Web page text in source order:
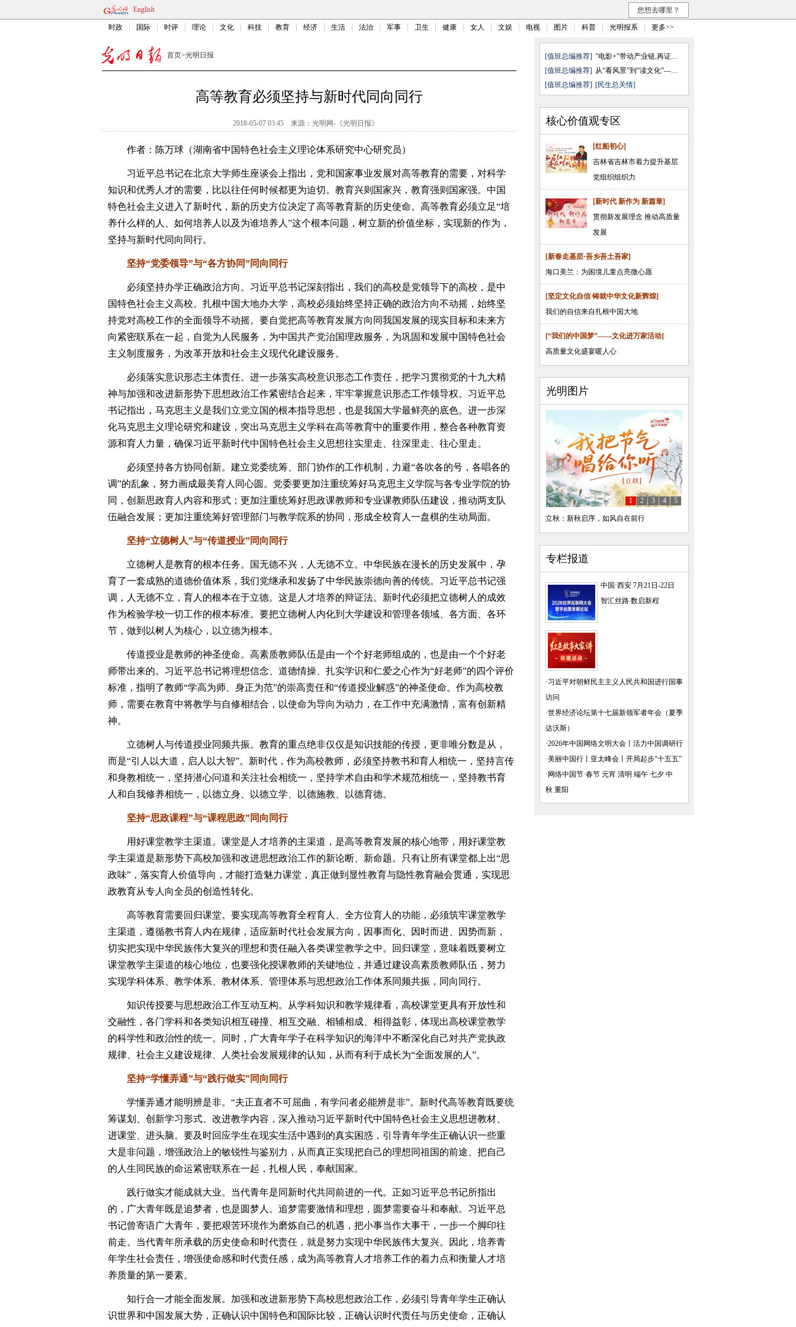
English 您想去哪里？
时政 国际 时评 理论 文化 科技 教育 经济 生活 法治 军事 卫生 健康 女人 文娱 电视 图片 科普 光明报系 更多>>
首页>光明日报
高等教育必须坚持与新时代同向同行
2018-05-07 03:45 来源： 光明网-《光明日报》
作者：陈万球（湖南省中国特色社会主义理论体系研究中心研究员）
习近平总书记在北京大学师生座谈会上指出，党和国家事业发展对高等教育的需要，对科学
知识和优秀人才的需要，比以往任何时候都更为迫切。教育兴则国家兴，教育强则国家强。中国
特色社会主义进入了新时代，新的历史方位决定了高等教育新的历史使命。高等教育必须立足“培
养什么样的人、如何培养人以及为谁培养人”这个根本问题，树立新的价值坐标，实现新的作为，
坚持与新时代同向同行。
坚持“党委领导”与“各方协同”同向同行
必须坚持办学正确政治方向。习近平总书记深刻指出，我们的高校是党领导下的高校，是中
国特色社会主义高校。扎根中国大地办大学，高校必须始终坚持正确的政治方向不动摇，始终坚
持党对高校工作的全面领导不动摇。要自觉把高等教育发展方向同我国发展的现实目标和未来方
向紧密联系在一起，自觉为人民服务，为中国共产党治国理政服务，为巩固和发展中国特色社会
主义制度服务，为改革开放和社会主义现代化建设服务。
必须落实意识形态主体责任。进一步落实高校意识形态工作责任，把学习贯彻党的十九大精
神与加强和改进新形势下思想政治工作紧密结合起来，牢牢掌握意识形态工作领导权。习近平总
书记指出，马克思主义是我们立党立国的根本指导思想，也是我国大学最鲜亮的底色。进一步深
化马克思主义理论研究和建设，突出马克思主义学科在高等教育中的重要作用，整合各种教育资
源和育人力量，确保习近平新时代中国特色社会主义思想往实里走、往深里走、往心里走。
必须坚持各方协同创新。建立党委统筹、部门协作的工作机制，力避“各吹各的号，各唱各的
调”的乱象，努力画成最美育人同心圆。党委要更加注重统筹好马克思主义学院与各专业学院的协
同，创新思政育人内容和形式；更加注重统筹好思政课教师和专业课教师队伍建设，推动两支队
伍融合发展；更加注重统筹好管理部门与教学院系的协同，形成全校育人一盘棋的生动局面。
坚持“立德树人”与“传道授业”同向同行
立德树人是教育的根本任务。国无德不兴，人无德不立。中华民族在漫长的历史发展中，孕
育了一套成熟的道德价值体系，我们党继承和发扬了中华民族崇德向善的传统。习近平总书记强
调，人无德不立，育人的根本在于立德。这是人才培养的辩证法。新时代必须把立德树人的成效
作为检验学校一切工作的根本标准。要把立德树人内化到大学建设和管理各领域、各方面、各环
节，做到以树人为核心，以立德为根本。
传道授业是教师的神圣使命。高素质教师队伍是由一个个好老师组成的，也是由一个个好老
师带出来的。习近平总书记将理想信念、道德情操、扎实学识和仁爱之心作为“好老师”的四个评价
标准，指明了教师“学高为师、身正为范”的崇高责任和“传道授业解惑”的神圣使命。作为高校教
师，需要在教育中将教学与自修相结合，以使命为导向为动力，在工作中充满激情，富有创新精
神。
立德树人与传道授业同频共振。教育的重点绝非仅仅是知识技能的传授，更非唯分数是从，
而是“引人以大道，启人以大智”。新时代，作为高校教师，必须坚持教书和育人相统一，坚持言传
和身教相统一，坚持潜心问道和关注社会相统一，坚持学术自由和学术规范相统一，坚持教书育
人和自我修养相统一，以德立身、以德立学、以德施教、以德育德。
坚持“思政课程”与“课程思政”同向同行
用好课堂教学主渠道。课堂是人才培养的主渠道，是高等教育发展的核心地带，用好课堂教
学主渠道是新形势下高校加强和改进思想政治工作的新论断、新命题。只有让所有课堂都上出“思
政味”，落实育人价值导向，才能打造魅力课堂，真正做到显性教育与隐性教育融会贯通，实现思
政教育从专人向全员的创造性转化。
高等教育需要回归课堂。要实现高等教育全程育人、全方位育人的功能，必须筑牢课堂教学
主渠道，遵循教书育人内在规律，适应新时代社会发展方向，因事而化、因时而进、因势而新，
切实把实现中华民族伟大复兴的理想和责任融入各类课堂教学之中。回归课堂，意味着既要树立
课堂教学主渠道的核心地位，也要强化授课教师的关键地位，并通过建设高素质教师队伍，努力
实现学科体系、教学体系、教材体系、管理体系与思想政治工作体系同频共振，同向同行。
知识传授要与思想政治工作互动互构。从学科知识和教学规律看，高校课堂更具有开放性和
交融性，各门学科和各类知识相互碰撞、相互交融、相辅相成、相得益彰，体现出高校课堂教学
的科学性和政治性的统一。同时，广大青年学子在科学知识的海洋中不断深化自己对共产党执政
规律、社会主义建设规律、人类社会发展规律的认知，从而有利于成长为“全面发展的人”。
坚持“学懂弄通”与“践行做实”同向同行
学懂弄通才能明辨是非。“夫正直者不可屈曲，有学问者必能辨是非”。新时代高等教育既要统
筹谋划、创新学习形式、改进教学内容，深入推动习近平新时代中国特色社会主义思想进教材、
进课堂、进头脑。要及时回应学生在现实生活中遇到的真实困惑，引导青年学生正确认识一些重
大是非问题，增强政治上的敏锐性与鉴别力，从而真正实现把自己的理想同祖国的前途、把自己
的人生同民族的命运紧密联系在一起，扎根人民，奉献国家。
践行做实才能成就大业。当代青年是同新时代共同前进的一代。正如习近平总书记所指出
的，广大青年既是追梦者，也是圆梦人。追梦需要激情和理想，圆梦需要奋斗和奉献。习近平总
书记曾寄语广大青年，要把艰苦环境作为磨炼自己的机遇，把小事当作大事干，一步一个脚印往
前走。当代青年所承载的历史使命和时代责任，就是努力实现中华民族伟大复兴。因此，培养青
年学生社会责任，增强使命感和时代责任感，成为高等教育人才培养工作的着力点和衡量人才培
养质量的第一要素。
知行合一才能全面发展。加强和改进新形势下高校思想政治工作，必须引导青年学生正确认
识世界和中国发展大势，正确认识中国特色和国际比较，正确认识时代责任与历史使命，正确认
[值班总编推荐]
"电影+"带动产业链,再证无可取代
[值班总编推荐]
从“看风景”到“读文化”——透 ...
[值班总编推荐] [民生总关情]
核心价值观专区
[红船初心]
吉林省吉林市着力提升基层
党组织组织力
[新时代 新作为 新篇章]
贯彻新发展理念 推动高质量
发展
[新春走基层·吾乡吾土吾家]
海口美兰：为困境儿童点亮微心愿
[坚定文化自信 铸就中华文化新辉煌]
我们的自信来自扎根中国大地
[“我们的中国梦”——文化进万家活动]
高质量文化盛宴暖人心
光明图片
立秋：新秋启序，如风自在前行
1 2 3 4 5
专栏报道
中国·西安 7月21日-22日
智汇丝路 数启新程
·习近平对朝鲜民主主义人民共和国进行国事
访问
·世界经济论坛第十七届新领军者年会（夏季
达沃斯）
·2026年中国网络文明大会
活力中国调研行
·美丽中国行 亚太峰会
开局起步“十五五”
· 网络中国节·春节 元宵 清明 端午 七夕 中
秋 重阳